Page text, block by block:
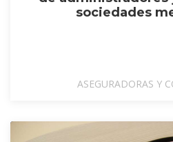
sociedades
ASEGURADORAS Y